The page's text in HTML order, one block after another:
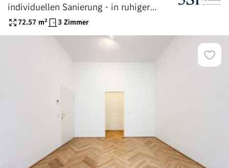
individuellen Sanierung - in ruhiger
Seitenstraße
72.57 m² 3 Zimmer